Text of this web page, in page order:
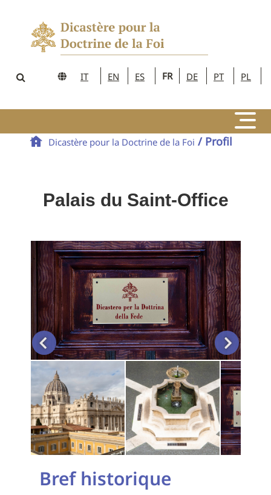
IT EN ES FR DE PT PL
Dicastère pour la Doctrine de la Foi / Profil
Palais du Saint-Office
Bref historique